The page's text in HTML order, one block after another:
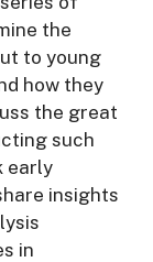
the
to young
how they
the great
such
early
insights
in